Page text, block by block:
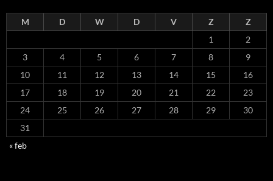
M D W D V Z
Z
1
2
3
4 5 6 7 8
9
10
11 12 13 14 15
16
17
18 19 20 21 22
23
24
25 26 27 28 29
30
31
« feb